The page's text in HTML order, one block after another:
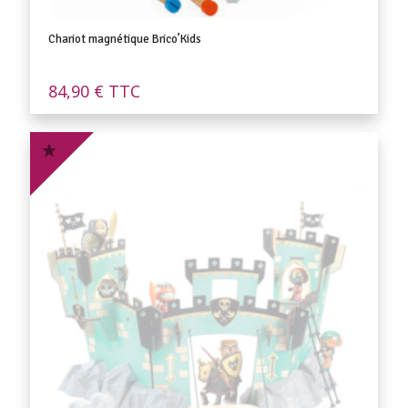
Chariot magnétique Brico’Kids
84,90 € TTC